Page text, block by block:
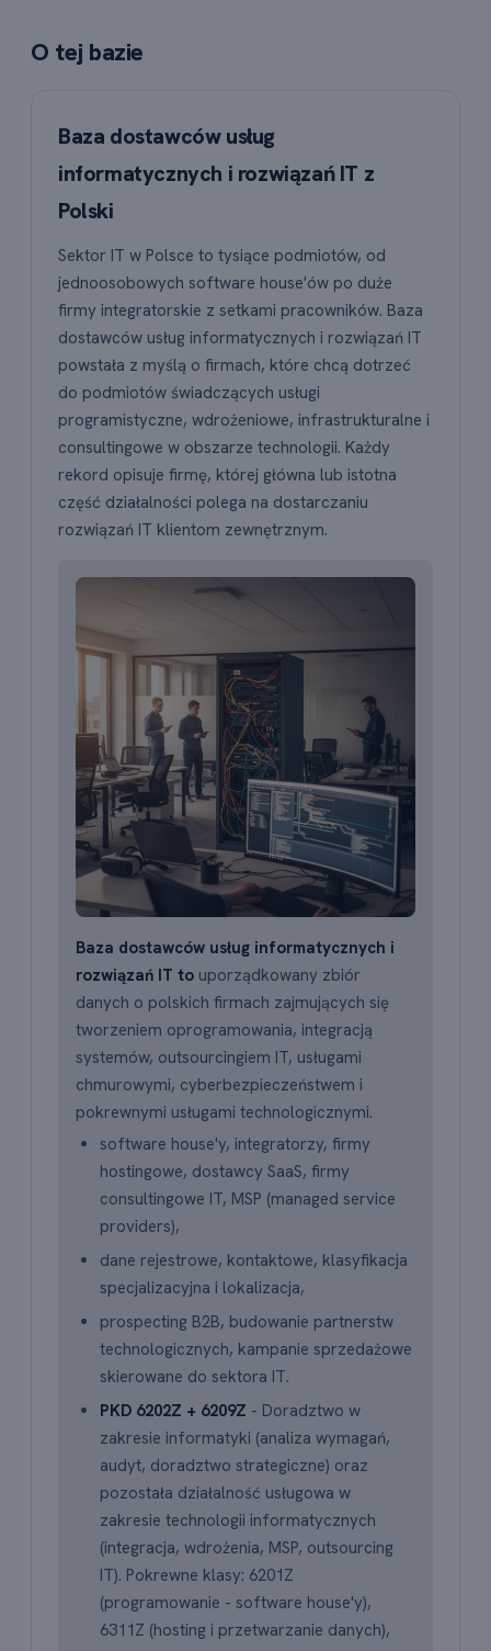
O tej bazie
Baza dostawców usług
informatycznych i rozwiązań IT z
Polski
Sektor IT w Polsce to tysiące podmiotów, od
jednoosobowych software house'ów po duże
firmy integratorskie z setkami pracowników. Baza
dostawców usług informatycznych i rozwiązań IT
powstała z myślą o firmach, które chcą dotrzeć
do podmiotów świadczących usługi
programistyczne, wdrożeniowe, infrastrukturalne i
consultingowe w obszarze technologii. Każdy
rekord opisuje firmę, której główna lub istotna
część działalności polega na dostarczaniu
rozwiązań IT klientom zewnętrznym.
Baza dostawców usług informatycznych i
rozwiązań IT to uporządkowany zbiór
danych o polskich firmach zajmujących się
tworzeniem oprogramowania, integracją
systemów, outsourcingiem IT, usługami
chmurowymi, cyberbezpieczeństwem i
pokrewnymi usługami technologicznymi.
software house'y, integratorzy, firmy
hostingowe, dostawcy SaaS, firmy
consultingowe IT, MSP (managed service
providers),
dane rejestrowe, kontaktowe, klasyfikacja
specjalizacyjna i lokalizacja,
prospecting B2B, budowanie partnerstw
technologicznych, kampanie sprzedażowe
skierowane do sektora IT.
PKD 6202Z + 6209Z - Doradztwo w
zakresie informatyki (analiza wymagań,
audyt, doradztwo strategiczne) oraz
pozostała działalność usługowa w
zakresie technologii informatycznych
(integracja, wdrożenia, MSP, outsourcing
IT). Pokrewne klasy: 6201Z
(programowanie - software house'y),
6311Z (hosting i przetwarzanie danych),